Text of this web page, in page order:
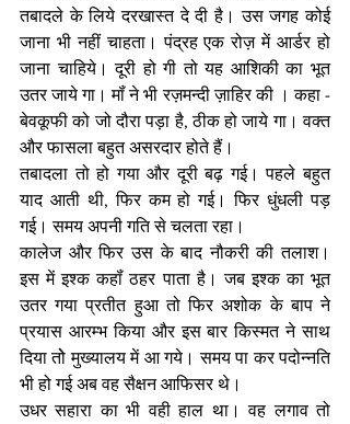
तबादले के लिये दरखास्त दे दी है। उस जगह कोई
जाना भी नहीं चाहता। पंद्रह एक रोज़ में आर्डर हो
जाना चाहिये। दूरी हो गी तो यह आशिकी का भूत
उतर जाये गा। मॉं ने भी रज़मन्दी ज़ाहिर की । कहा -
बेवकूफी को जो दौरा पड़ा है, ठीक हो जाये गा। वक्त
और फासला बहुत असरदार होते हैं।
तबादला तो हो गया और दूरी बढ़ गई। पहले बहुत
याद आती थी, फिर कम हो गई। फिर धुंधली पड़
गई। समय अपनी गति से चलता रहा।
कालेज और फिर उस के बाद नौकरी की तलाश।
इस में इश्क कहॉं ठहर पाता है। जब इश्क का भूत
उतर गया प्रतीत हुआ तो फिर अशोक के बाप ने
प्रयास आरम्भ किया और इस बार किस्मत ने साथ
दिया तोे मुख्यालय में आ गये। समय पा कर पदोन्नति
भी हो गई अब वह सैक्षन आफिसर थे।
उधर सहारा का भी वही हाल था। वह लगाव तो